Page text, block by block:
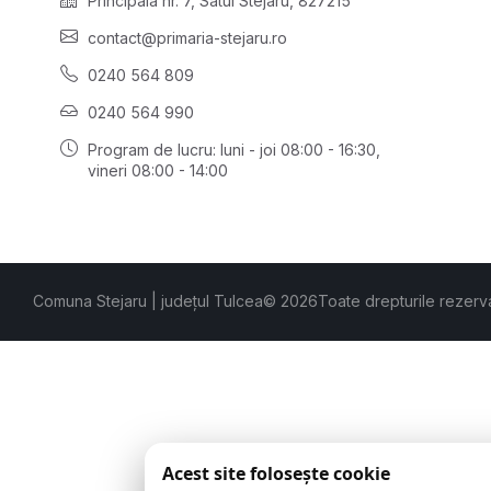
contact@primaria-stejaru.ro
0240 564 809
0240 564 990
Program de lucru: luni - joi 08:00 - 16:30,
vineri 08:00 - 14:00
Comuna Stejaru | județul Tulcea© 2026Toate drepturile
Acest site folosește cookie